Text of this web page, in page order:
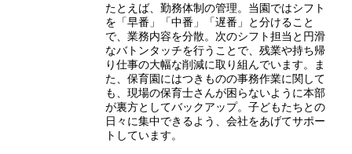
たとえば、勤務体制の管理。当園ではシフト
を「早番」「中番」「遅番」と分けること
で、業務内容を分散。次のシフト担当と円滑
なバトンタッチを行うことで、残業や持ち帰
り仕事の大幅な削減に取り組んでいます。ま
た、保育園にはつきものの事務作業に関して
も、現場の保育士さんが困らないように本部
が裏方としてバックアップ。子どもたちとの
日々に集中できるよう、会社をあげてサポー
トしています。